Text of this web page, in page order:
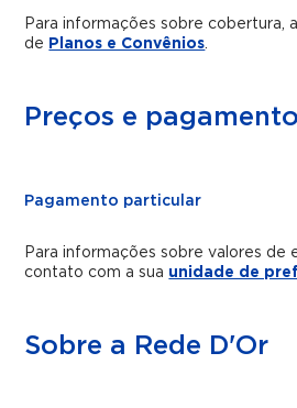
Para informações sobre cobertura,
de Planos e Convênios.
Preços e
Pagamento particular
Para informações sobre valores de
contato com a sua unidade de
Sobre a Rede D'Or